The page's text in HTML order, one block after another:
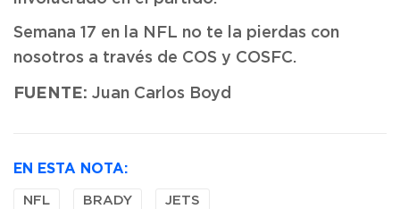
Semana 17 en la NFL no te la pierdas con
nosotros a través de COS y COSFC.
FUENTE: Juan Carlos Boyd
EN ESTA NOTA:
NFL BRADY JETS